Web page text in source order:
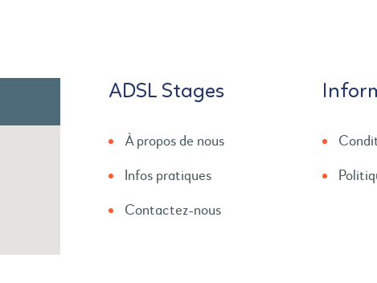
ADSL Stages
À propos de nous
Infos pratiques
Contactez-nous